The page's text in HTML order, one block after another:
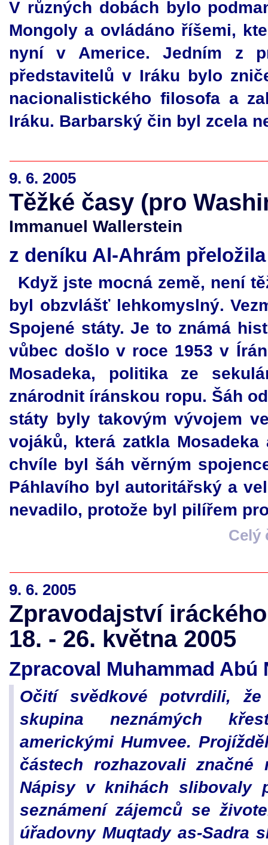
V různých dobách bylo
Mongoly a ovládáno říšemi,
nyní v Americe. Jedním z
představitelů v Iráku bylo
nacionalistického filosofa a
Iráku. Barbarský čin byl zcela
9. 6. 2005
Těžké časy (pro
Immanuel Wallerstein
z deníku Al-Ahrám
Když jste mocná země, není
byl obzvlášť lehkomyslný.
Spojené státy. Je to známá
vůbec došlo v roce 1953 v
Mosadeka, politika ze
znárodnit íránskou ropu. Šáh
státy byly takovým vývojem
vojáků, která zatkla
chvíle byl šáh věrným
Páhlavího byl autoritářský a
nevadilo, protože byl pilířem
Celý
9. 6. 2005
Zpravodajství
18. - 26. května 2005
Zpracoval Muhammad
Očití svědkové potvrdili,
skupina neznámých
americkými Humvee.
částech rozhazovali značné
Nápisy v knihách
seznámení zájemců se
úřadovny Muqtady as-Sadra